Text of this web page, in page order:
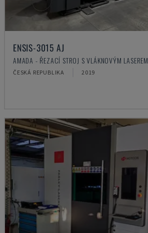
ENSIS-3015 AJ
AMADA - ŘEZACÍ STROJ S VLÁKNOVÝM LASEREM
ČESKÁ REPUBLIKA 2019